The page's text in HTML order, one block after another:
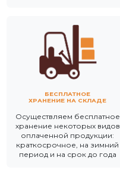
БЕСПЛАТНОЕ
ХРАНЕНИЕ НА СКЛАДЕ
Осуществляем бесплатное
хранение некоторых видов
оплаченной продукции:
краткосрочное, на зимний
период и на срок до года